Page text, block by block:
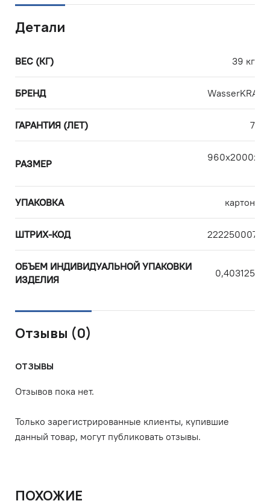
Детали
ВЕС (КГ) 39 кг
БРЕНД WasserKRAFT
ГАРАНТИЯ (ЛЕТ) 7
РАЗМЕР
УПАКОВКА картон
ШТРИХ-КОД
ОБЪЕМ ИНДИВИДУАЛЬНОЙ УПАКОВКИ
ИЗДЕЛИЯ
0,403125
Отзывы (0)
ОТЗЫВЫ
Отзывов пока нет.
Только зарегистрированные клиенты, купившие
данный товар, могут публиковать отзывы.
ПОХОЖИЕ